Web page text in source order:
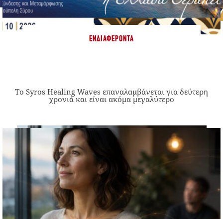
ΕΝΔΙΑΦΈΡΟΝΤΑ
Το Syros Healing Waves επαναλαμβάνεται για δεύτερη
χρονιά και είναι ακόμα μεγαλύτερο